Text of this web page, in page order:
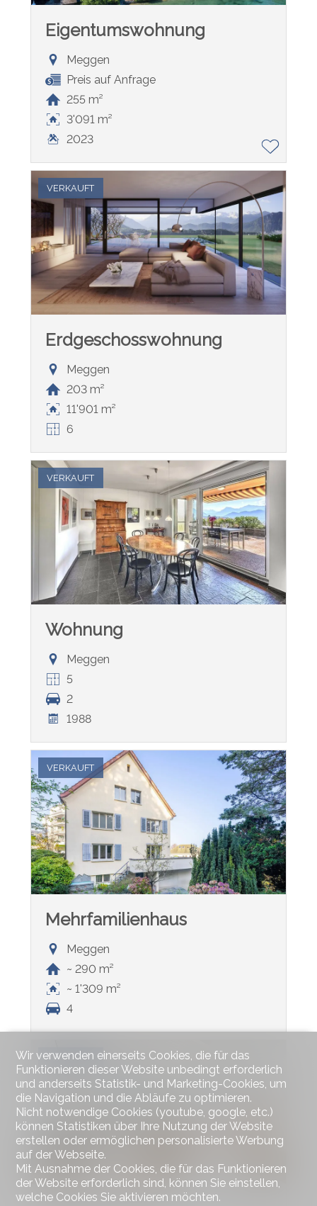
Eigentumswohnung
Meggen
Preis auf Anfrage
255 m²
3'091 m²
2023
VERKAUFT
Erdgeschosswohnung
Meggen
203 m²
11'901 m²
6
VERKAUFT
Wohnung
Meggen
5
2
1988
VERKAUFT
Mehrfamilienhaus
Meggen
~ 290 m²
~ 1'309 m²
4
VERKAUFT
Wir verwenden einerseits Cookies, die für das
Funktionieren dieser Website unbedingt erforderlich
und anderseits Statistik- und Marketing-Cookies, um
die Navigation und die Abläufe zu optimieren.
Nicht notwendige Cookies (youtube, google, etc.)
können Statistiken über Ihre Nutzung der Website
erstellen oder ermöglichen personalisierte Werbung
auf der Webseite.
Mit Ausnahme der Cookies, die für das Funktionieren
der Website erforderlich sind, können Sie einstellen,
welche Cookies Sie aktivieren möchten.